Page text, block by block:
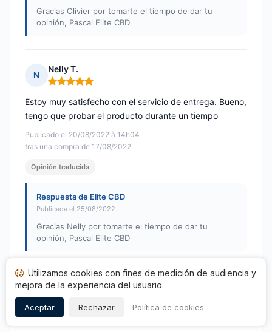
Gracias Olivier por tomarte el tiempo de dar tu
opinión, Pascal Elite CBD
N
Nelly T.
Nota: 5 de 5
Publicado el 20/08/2022 à 14h04
tras una compra de 17/08/2022
Estoy muy satisfecho con el servicio de entrega. Bueno,
tengo que probar el producto durante un tiempo
Opinión traducida
Respuesta de Elite CBD
Publicada el 25/08/2022
Gracias Nelly por tomarte el tiempo de dar tu
opinión, Pascal Elite CBD
O
Olivier Y.
Nota: 5 de 5
Gran acogida Gracias
Utilizamos cookies con fines de medición de audiencia y
mejora de la experiencia del usuario.
Aceptar Rechazar Política de cookies